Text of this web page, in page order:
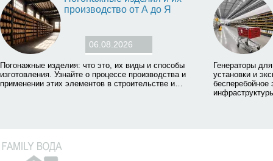
производство от А до Я
06.08.2026
Погонажные изделия: что это, их виды и способы
изготовления. Узнайте о процессе производства и
применении этих элементов в строительстве и…
Генераторы
установки и
бесперебойное